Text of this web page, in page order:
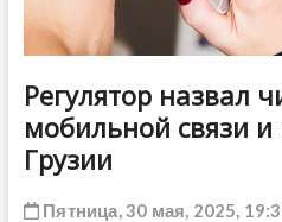
Регулятор назвал
мобильной связи и
Грузии
Пятница, 30 мая, 2025,